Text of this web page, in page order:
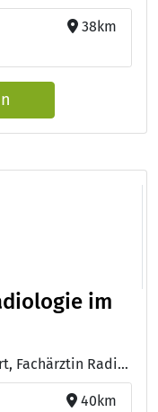
38km
im
Ärzte: Prof. Dr. med. Janine Rennert, Fachärztin Radiologie mit Schwerpunkt Neuroradiologie und Zertifizierungen für Kardiovaskuläre Radiologie, mpMR-Prostatographhie und Muskuloskelettale Radiologie
40km